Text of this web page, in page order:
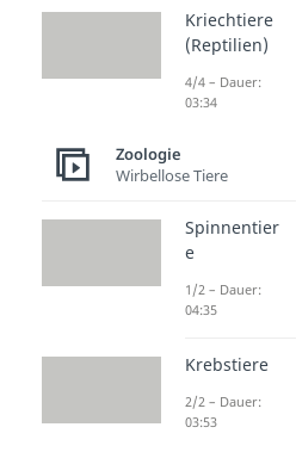
einem Fuchs.
Sie sind
Rudel auf die
Beine können
schnell rennen
ihre Beute.
Allesfresserund
Es gibt drei
Oberbegriff
werden:
Kriechtiere
(Reptilien)
4/4 – Dauer:
03:34
Zoologie
Wirbellose Tiere
Spinnentier
e
1/2 – Dauer:
04:35
Krebstiere
2/2 – Dauer:
03:53